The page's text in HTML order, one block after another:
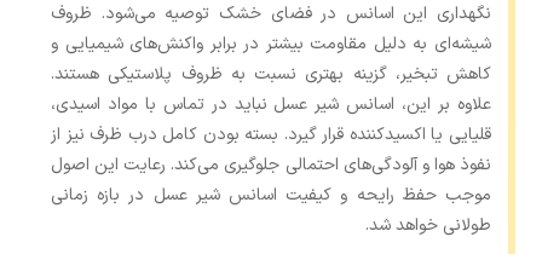
نگهداری این اسانس در فضای خشک توصیه می‌شود. ظروف
شیشه‌ای به دلیل مقاومت بیشتر در برابر واکنش‌های شیمیایی و
کاهش تبخیر، گزینه بهتری نسبت به ظروف پلاستیکی هستند.
علاوه بر این، اسانس شیر عسل نباید در تماس با مواد اسیدی،
قلیایی یا اکسیدکننده قرار گیرد. بسته بودن کامل درب ظرف نیز از
نفوذ هوا و آلودگی‌های احتمالی جلوگیری می‌کند. رعایت این اصول
موجب حفظ رایحه و کیفیت اسانس شیر عسل در بازه زمانی
طولانی خواهد شد.